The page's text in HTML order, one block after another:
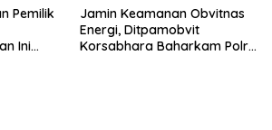
Pemilik
Ini
Jamin Keamanan Obvitnas
Energi, Ditpamobvit
Korsabhara Baharkam Polri